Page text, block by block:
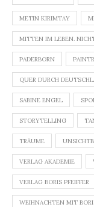
METIN KIRIMTAY
MITTEN IM LEBEN.
PADERBORN
QUER DURCH
SABINE ENGEL
STORYTELLING
TRÄUME
VERLAG AKADEMIE
VERLAG BORIS PFEIFFER
WEIHNACHTEN MIT